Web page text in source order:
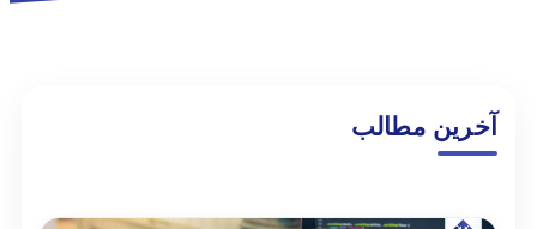
آخرین مطالب